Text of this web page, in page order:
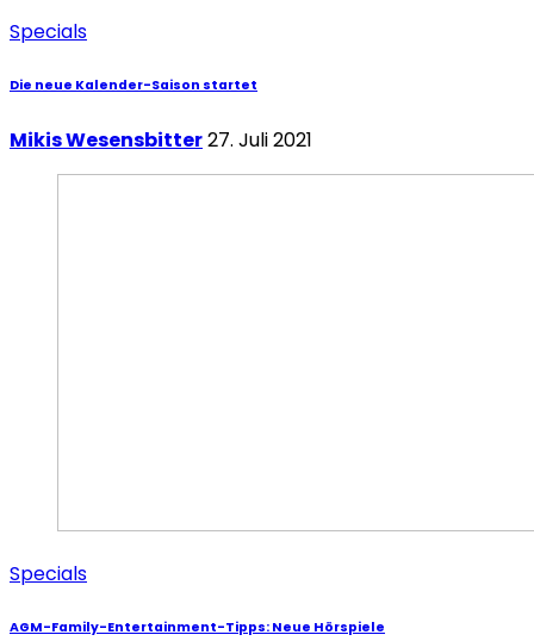
Specials
Die neue Kalender-Saison startet
Mikis Wesensbitter27. Juli 2021
Specials
AGM-Family-Entertainment-Tipps: Neue Hörspiele